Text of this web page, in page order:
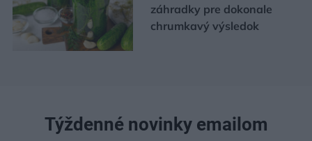
záhradky pre dokonale
chrumkavý výsledok
Týždenné novinky emailom